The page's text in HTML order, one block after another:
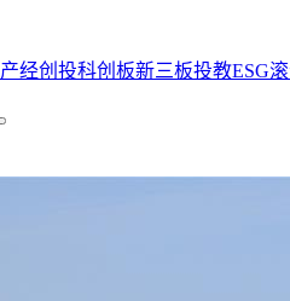
产经创投科创板新三板投教ESG